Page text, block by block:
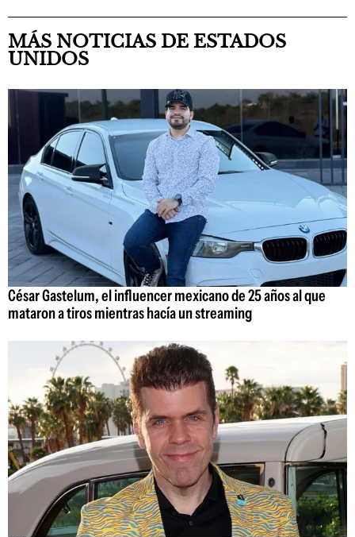
MÁS NOTICIAS DE ESTADOS
UNIDOS
César Gastelum, el influencer mexicano de 25 años al que
mataron a tiros mientras hacía un streaming